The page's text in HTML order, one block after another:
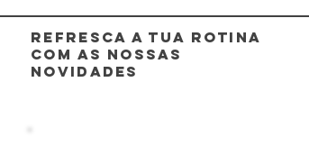
REFRESCA A TUA ROTINA
COM AS NOSSAS
NOVIDADES